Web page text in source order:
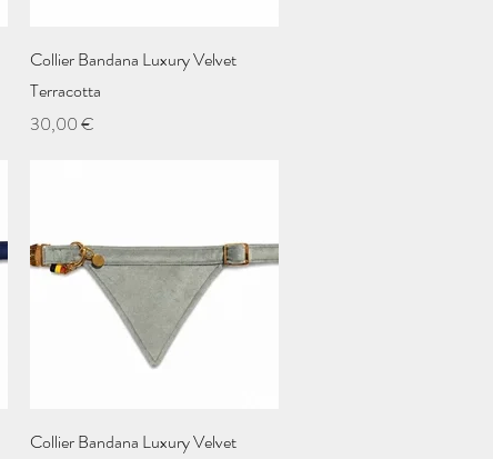
Aperçu rapide
Collier Bandana Luxury Velvet
Terracotta
Prix
30,00 €
Aperçu rapide
Collier Bandana Luxury Velvet